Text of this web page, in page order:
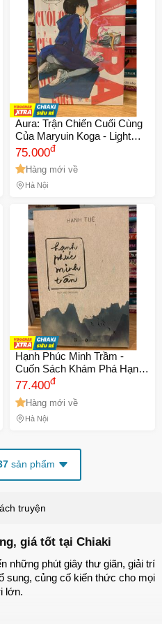
Aura: Trận Chiến Cuối Cùng
Của Maryuin Koga - Light
Novel Hành Động Kỳ Ảo Về
Tuổi Trẻ và Khát Khao Được
Công Nhận
75.000đ
Hàng mới về
Hà Nội
Hạnh Phúc Minh Trầm -
Cuốn Sách Khám Phá Hạnh
Phúc Bền Vững và Tĩnh Lặng
77.400đ
Hàng mới về
Hà Nội
sản phẩm
truyện
giá tốt tại Chiaki
những phút giây thư giãn, giải trí
sung, củng cố kiến thức cho mọi
lớn.